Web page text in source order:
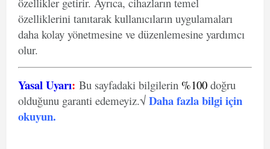
özelliklerini tanıtarak kullanıcıların uygulamaları
daha kolay yönetmesine ve düzenlemesine yardımcı
olur.
Yasal Uyarı: Bu sayfadaki bilgilerin %100 doğru
olduğunu garanti edemeyiz.√ Daha fazla bilgi için
okuyun.